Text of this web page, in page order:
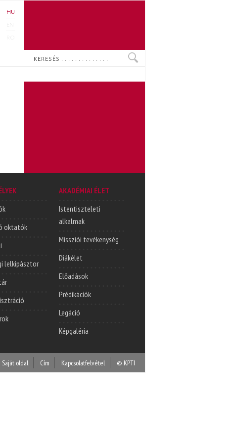
HU
Keresés
oktatók
lelkipásztor
AKADÉMIAI ÉLET
Istentiszteleti
alkalmak
Missziói tevékenység
Diákélet
Előadások
Prédikációk
Legáció
Képgaléria
Saját oldal Cím Kapcsolatfelvétel © KPTI